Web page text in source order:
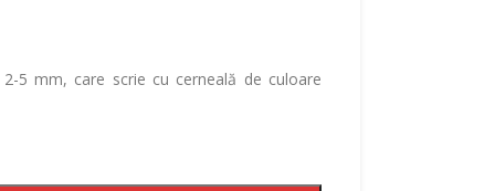
5 mm, care scrie cu cerneală de culoare